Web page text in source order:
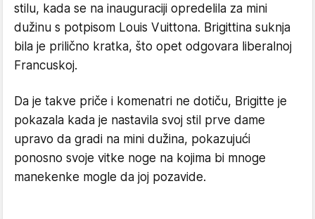
stilu, kada se na inauguraciji opredelila za mini
dužinu s potpisom Louis Vuittona. Brigittina suknja
bila je prilično kratka, što opet odgovara liberalnoj
Francuskoj.
Da je takve priče i komenatri ne dotiču, Brigitte je
pokazala kada je nastavila svoj stil prve dame
upravo da gradi na mini dužina, pokazujući
ponosno svoje vitke noge na kojima bi mnoge
manekenke mogle da joj pozavide.